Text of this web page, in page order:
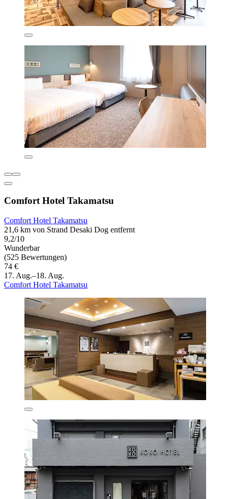
Comfort Hotel Takamatsu
Comfort Hotel Takamatsu
21,6 km von Strand Desaki Dog entfernt
9,2/10
Wunderbar
(525 Bewertungen)
74 €
17. Aug.–18. Aug.
Comfort Hotel Takamatsu